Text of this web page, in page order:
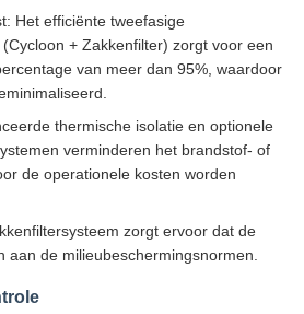
Het efficiënte tweefasige
+ Zakkenfilter) zorgt voor een
van meer dan 95%, waardoor
thermische isolatie en optionele
verminderen het brandstof- of
de operationele kosten worden
zorgt ervoor dat de
aan de milieubeschermingsnormen.